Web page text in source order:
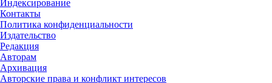
Индексирование
Контакты
Политика конфиденциальности
Издательство
Редакция
Авторам
Архивация
Авторские права и конфликт интересов